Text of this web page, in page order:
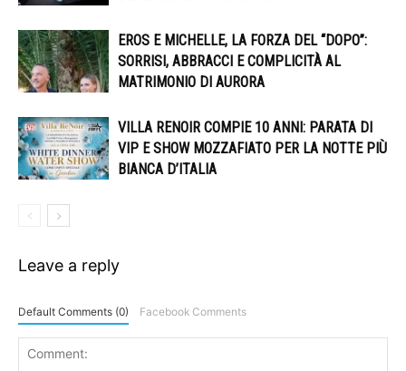
EROS E MICHELLE, LA FORZA DEL “DOPO”:
SORRISI, ABBRACCI E COMPLICITÀ AL
MATRIMONIO DI AURORA
VILLA RENOIR COMPIE 10 ANNI: PARATA DI
VIP E SHOW MOZZAFIATO PER LA NOTTE PIÙ
BIANCA D’ITALIA
Leave a reply
Default Comments (0) Facebook Comments